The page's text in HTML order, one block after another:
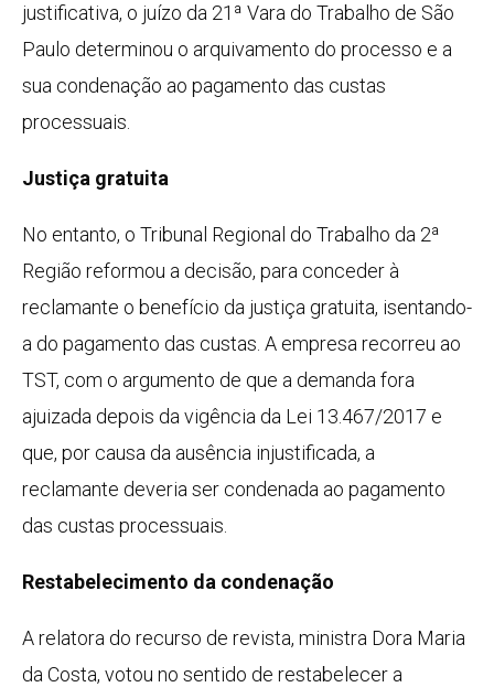
justificativa, o juízo da 21ª Vara do Trabalho de São
Paulo determinou o arquivamento do processo e a
sua condenação ao pagamento das custas
processuais.
Justiça gratuita
No entanto, o Tribunal Regional do Trabalho da 2ª
Região reformou a decisão, para conceder à
reclamante o benefício da justiça gratuita, isentando-
a do pagamento das custas. A empresa recorreu ao
TST, com o argumento de que a demanda fora
ajuizada depois da vigência da Lei 13.467/2017 e
que, por causa da ausência injustificada, a
reclamante deveria ser condenada ao pagamento
das custas processuais.
Restabelecimento da condenação
A relatora do recurso de revista, ministra Dora Maria
da Costa, votou no sentido de restabelecer a